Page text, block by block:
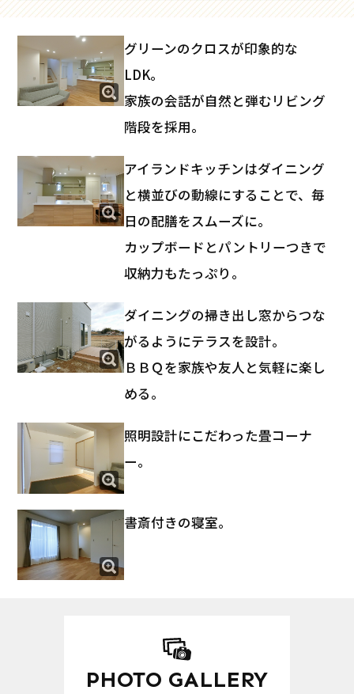
グリーンのクロスが印象的な
LDK。
家族の会話が自然と弾むリビング
階段を採用。
アイランドキッチンはダイニング
と横並びの動線にすることで、毎
日の配膳をスムーズに。
カップボードとパントリーつきで
収納力もたっぷり。
ダイニングの掃き出し窓からつな
がるようにテラスを設計。
ＢＢＱを家族や友人と気軽に楽し
める。
照明設計にこだわった畳コーナ
ー。
書斎付きの寝室。
PHOTO GALLERY